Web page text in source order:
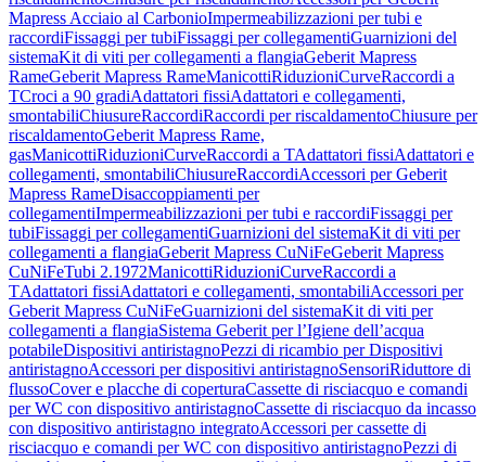
Mapress Acciaio al CarbonioImpermeabilizzazioni per tubi e
raccordiFissaggi per tubiFissaggi per collegamentiGuarnizioni del
sistemaKit di viti per collegamenti a flangiaGeberit Mapress
RameGeberit Mapress RameManicottiRiduzioniCurveRaccordi a
TCroci a 90 gradiAdattatori fissiAdattatori e collegamenti,
smontabiliChiusureRaccordiRaccordi per riscaldamentoChiusure per
riscaldamentoGeberit Mapress Rame,
gasManicottiRiduzioniCurveRaccordi a TAdattatori fissiAdattatori e
collegamenti, smontabiliChiusureRaccordiAccessori per Geberit
Mapress RameDisaccoppiamenti per
collegamentiImpermeabilizzazioni per tubi e raccordiFissaggi per
tubiFissaggi per collegamentiGuarnizioni del sistemaKit di viti per
collegamenti a flangiaGeberit Mapress CuNiFeGeberit Mapress
CuNiFeTubi 2.1972ManicottiRiduzioniCurveRaccordi a
TAdattatori fissiAdattatori e collegamenti, smontabiliAccessori per
Geberit Mapress CuNiFeGuarnizioni del sistemaKit di viti per
collegamenti a flangiaSistema Geberit per l’Igiene dell’acqua
potabileDispositivi antiristagnoPezzi di ricambio per Dispositivi
antiristagnoAccessori per dispositivi antiristagnoSensoriRiduttore di
flussoCover e placche di coperturaCassette di risciacquo e comandi
per WC con dispositivo antiristagnoCassette di risciacquo da incasso
con dispositivo antiristagno integratoAccessori per cassette di
risciacquo e comandi per WC con dispositivo antiristagnoPezzi di